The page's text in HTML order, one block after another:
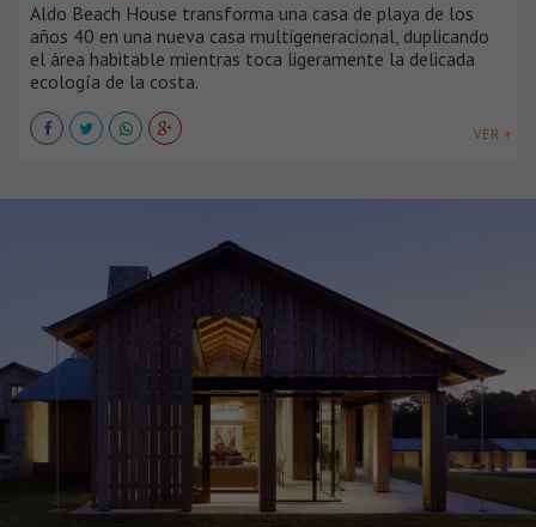
Aldo Beach House transforma una casa de playa de los
años 40 en una nueva casa multigeneracional, duplicando
el área habitable mientras toca ligeramente la delicada
ecología de la costa.
VER +